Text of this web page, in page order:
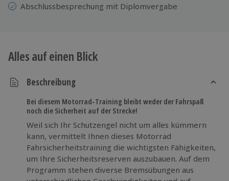
Abschlussbesprechung mit Diplomvergabe
Alles auf einen Blick
Beschreibung
Bei diesem Motorrad-Training bleibt weder der Fahrspaß
noch die Sicherheit auf der Strecke!
Weil sich Ihr Schutzengel nicht um alles kümmern
kann, vermittelt Ihnen dieses Motorrad
Fahrsicherheitstraining die wichtigsten Fähigkeiten,
um Ihre Sicherheitsreserven auszubauen. Auf dem
Programm stehen diverse Bremsübungen aus